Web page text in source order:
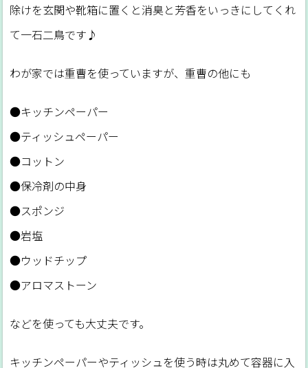
除けを玄関や靴箱に置くと消臭と芳香をいっきにしてくれ
て一石二鳥です♪
わが家では重曹を使っていますが、重曹の他にも
●キッチンペーパー
●ティッシュペーパー
●コットン
●保冷剤の中身
●スポンジ
●岩塩
●ウッドチップ
●アロマストーン
などを使っても大丈夫です。
キッチンペーパーやティッシュを使う時は丸めて容器に入